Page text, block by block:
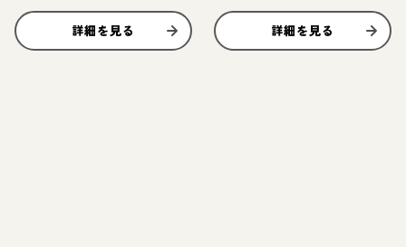
詳細を見る 詳細を見る